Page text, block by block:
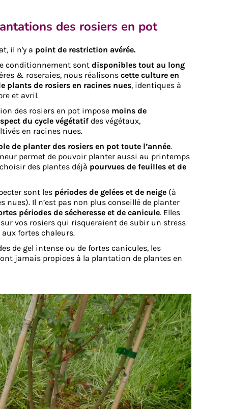
des rosiers en pot
il n'y a point de restriction avérée.
conditionnement sont disponibles tout au long
& roseraies, nous réalisons cette culture en
plants de rosiers en racines nues, identiques à
et avril.
des rosiers en pot impose moins de
du cycle végétatif des végétaux,
en racines nues.
de planter des rosiers en pot toute l’année.
permet de pouvoir planter aussi au printemps
des plantes déjà pourvues de feuilles et de
sont les périodes de gelées et de neige (à
nues). Il n’est pas non plus conseillé de planter
périodes de sécheresse et de canicule. Elles
vos rosiers qui risqueraient de subir un stress
fortes chaleurs.
de gel intense ou de fortes canicules, les
jamais propices à la plantation de plantes en